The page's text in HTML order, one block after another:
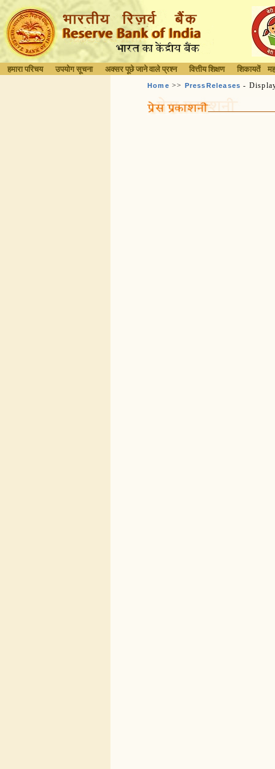
हमारा परिचय उपयोग सूचना अक्सर पूछे जाने वाले प्रश्न वित्तीय शिक्षण शिकायतें
Home >> PressReleases -